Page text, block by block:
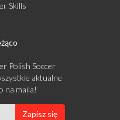
Skills
Polish Soccer
aktualne
na maila!
Zapisz się